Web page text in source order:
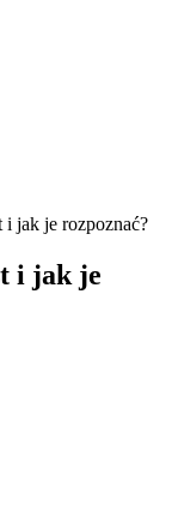
jak je rozpoznać?
i jak je